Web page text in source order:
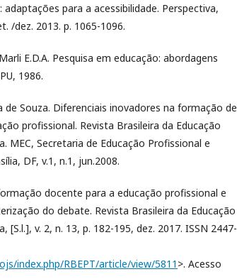
para a acessibilidade. Perspectiva,
/dez. 2013. p. 1065-1096.
E.D.A. Pesquisa em educação: abordagens
1986.
de Souza. Diferenciais inovadores na formação de
profissional. Revista Brasileira da Educação
MEC, Secretaria de Educação Profissional e
DF, v.1, n.1, jun.2008.
docente para a educação profissional e
do debate. Revista Brasileira da Educação
[S.l.], v. 2, n. 13, p. 182-195, dez. 2017. ISSN 2447-
index.php/RBEPT/article/view/5811 >. Acesso